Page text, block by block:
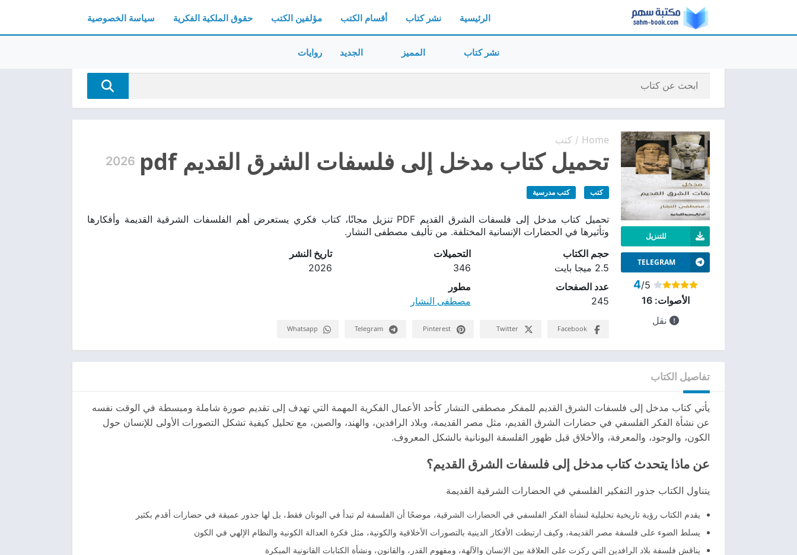
الرئيسية نشر كتاب أقسام الكتب مؤلفين الكتب حقوق الملكية الفكرية سياسة الخصوصية
نشر كتاب المميز الجديد روايات
Home
/ كتب
تحميل كتاب مدخل إلى فلسفات الشرق القديم pdf 2026
كتب كتب مدرسية
تحميل كتاب مدخل إلى فلسفات الشرق القديم PDF تنزيل مجانًا، كتاب فكري يستعرض أهم الفلسفات الشرقية القديمة وأفكارها
وتأثيرها في الحضارات الإنسانية المختلفة. من تأليف مصطفى النشار.
للتنزيل
TELEGRAM
4/5
الأصوات:16
نقل
حجم الكتاب
2.5 ميجا بايت
التحميلات
346
تاريخ النشر
2026
عدد الصفحات
245
مطور
مصطفى النشار
Facebook
Twitter
Pinterest
Telegram
Whatsapp
تفاصيل الكتاب
يأتي كتاب مدخل إلى فلسفات الشرق القديم للمفكر مصطفى النشار كأحد الأعمال الفكرية المهمة التي تهدف إلى تقديم صورة شاملة ومبسطة في الوقت نفسه
عن نشأة الفكر الفلسفي في حضارات الشرق القديم، مثل مصر القديمة، وبلاد الرافدين، والهند، والصين، مع تحليل كيفية تشكل التصورات الأولى للإنسان حول
الكون، والوجود، والمعرفة، والأخلاق قبل ظهور الفلسفة اليونانية بالشكل المعروف.
عن ماذا يتحدث كتاب مدخل إلى فلسفات الشرق القديم؟
يتناول الكتاب جذور التفكير الفلسفي في الحضارات الشرقية القديمة
يقدم الكتاب رؤية تاريخية تحليلية لنشأة الفكر الفلسفي في الحضارات الشرقية، موضحًا أن الفلسفة لم تبدأ في اليونان فقط، بل لها جذور عميقة في حضارات أقدم بكثير
يسلط الضوء على فلسفة مصر القديمة، وكيف ارتبطت الأفكار الدينية بالتصورات الأخلاقية والكونية، مثل فكرة العدالة الكونية والنظام الإلهي في الكون
يناقش فلسفة بلاد الرافدين التي ركزت على العلاقة بين الإنسان والآلهة، ومفهوم القدر، والقانون، ونشأة الكتابات القانونية المبكرة